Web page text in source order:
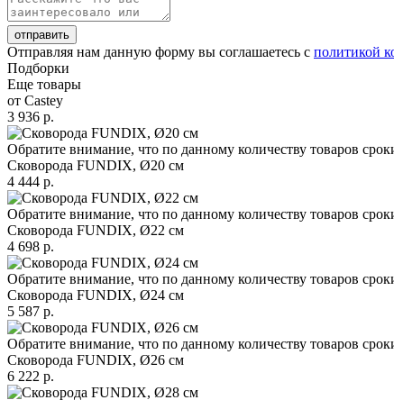
отправить
Отправляя нам данную форму вы соглашаетесь с политикой
Подборки
Еще товары
от Castey
3 936 р.
Обратите внимание, что по данному количеству товаров
Сковорода FUNDIX, Ø20 см
4 444 р.
Обратите внимание, что по данному количеству товаров
Сковорода FUNDIX, Ø22 см
4 698 р.
Обратите внимание, что по данному количеству товаров
Сковорода FUNDIX, Ø24 см
5 587 р.
Обратите внимание, что по данному количеству товаров
Сковорода FUNDIX, Ø26 см
6 222 р.